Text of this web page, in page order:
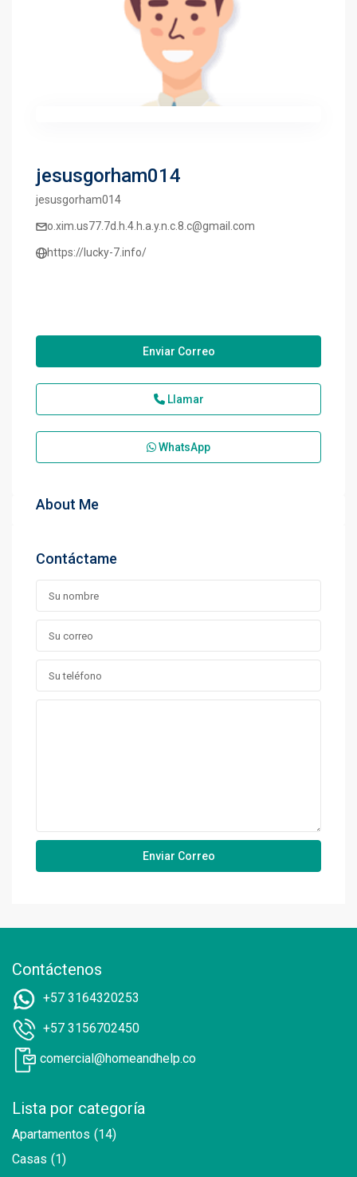
jesusgorham014
jesusgorham014
o.xim.us77.7d.h.4.h.a.y.n.c.8.c@gmail.com
https://lucky-7.info/
Enviar Correo
Llamar
WhatsApp
About Me
Contáctame
Contáctenos
+57 3164320253
+57 3156702450
comercial@homeandhelp.co
Lista por categoría
Apartamentos (14)
Casas (1)